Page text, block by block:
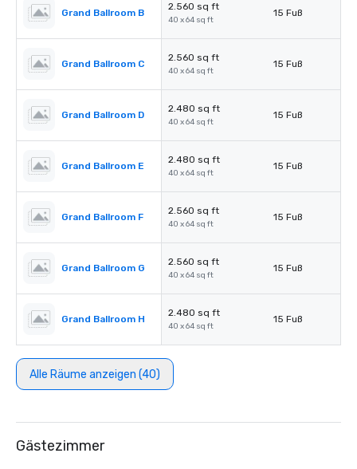
Grand Ballroom B
2.560 sq ft
40 x 64 sq ft
15 Fuß
Grand Ballroom C
2.560 sq ft
40 x 64 sq ft
15 Fuß
Grand Ballroom D
2.480 sq ft
40 x 64 sq ft
15 Fuß
Grand Ballroom E
2.480 sq ft
40 x 64 sq ft
15 Fuß
Grand Ballroom F
2.560 sq ft
40 x 64 sq ft
15 Fuß
Grand Ballroom G
2.560 sq ft
40 x 64 sq ft
15 Fuß
Grand Ballroom H
2.480 sq ft
40 x 64 sq ft
15 Fuß
Alle Räume anzeigen (40)
Gästezimmer